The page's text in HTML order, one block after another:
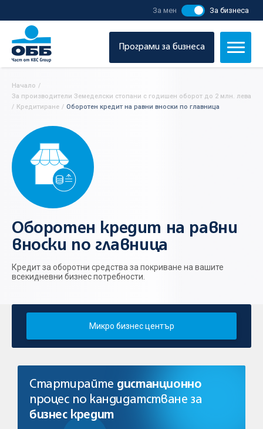
За мен За бизнеса
Програми за бизнеса
Начало /
За производители Земеделски стопани с годишен оборот до 2 млн. лева
/ Кредитиране / Оборотен кредит на равни вноски по главница
Оборотен кредит на равни
вноски по главница
Кредит за оборотни средства за покриване на вашите
всекидневни бизнес потребности.
Микро бизнес център
Стартирайте дистанционно
процес по кандидатстване за
бизнес кредит